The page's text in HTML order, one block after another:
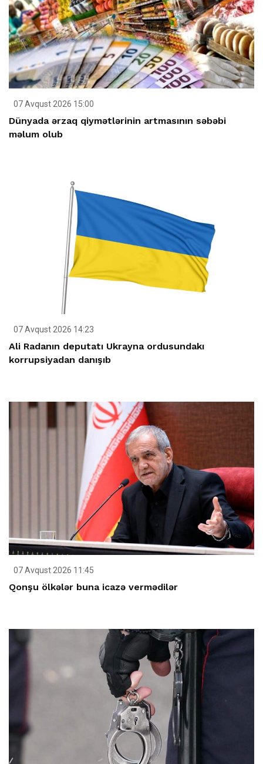
07 Avqust 2026 15:00
Dünyada ərzaq qiymətlərinin artmasının səbəbi
məlum olub
07 Avqust 2026 14:23
Ali Radanın deputatı Ukrayna ordusundakı
korrupsiyadan danışıb
07 Avqust 2026 11:45
Qonşu ölkələr buna icazə vermədilər